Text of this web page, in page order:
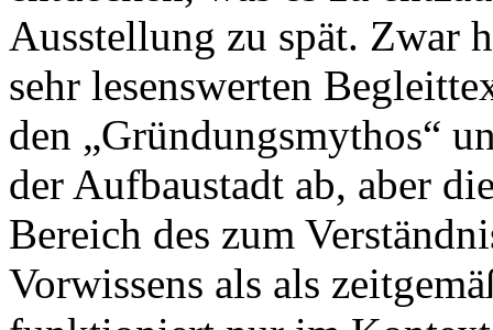
Ausstellung zu spät. Zwar
sehr lesenswerten
den „Gründungsmythos“
der Aufbaustadt ab, aber
Bereich des zum
Vorwissens als als